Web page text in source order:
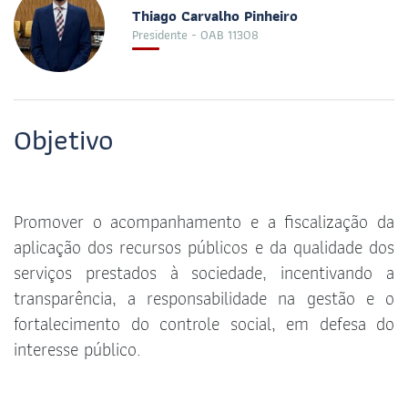
Thiago Carvalho Pinheiro
Presidente - OAB 11308
Objetivo
Promover o acompanhamento e a fiscalização da
aplicação dos recursos públicos e da qualidade dos
serviços prestados à sociedade, incentivando a
transparência, a responsabilidade na gestão e o
fortalecimento do controle social, em defesa do
interesse público.